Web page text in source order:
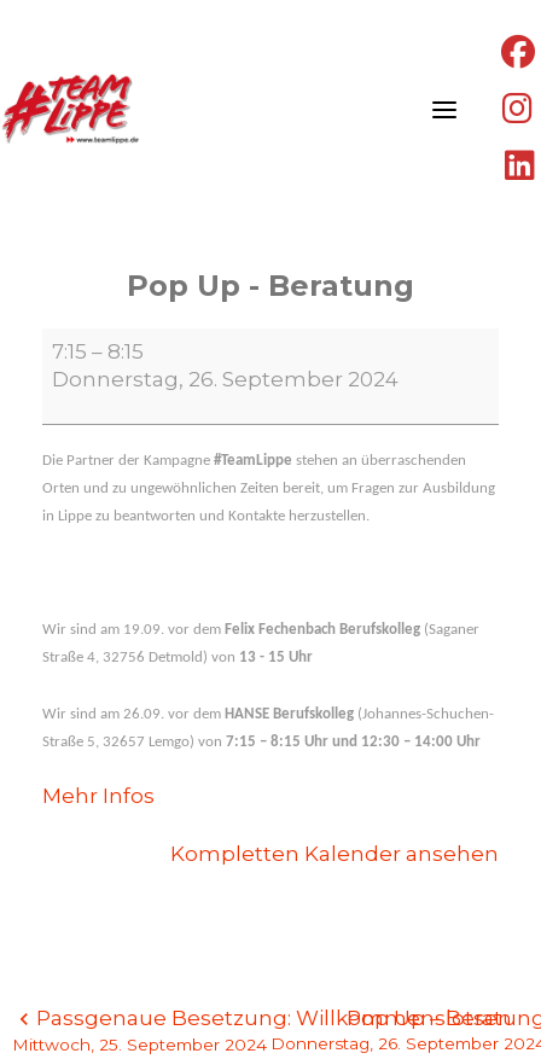
Pop Up - Beratung
Pop
Up
Beratung
7:15 – 8:15
Donnerstag, 26. September 2024
Die Partner der Kampagne #TeamLippe stehen an überraschenden
Orten und zu ungewöhnlichen Zeiten bereit, um Fragen zur Ausbildung
in Lippe zu beantworten und Kontakte herzustellen.
Wir sind am 19.09. vor dem Felix Fechenbach Berufskolleg (Saganer
Straße 4, 32756 Detmold) von 13 - 15 Uhr
Wir sind am 26.09. vor dem HANSE Berufskolleg (Johannes-Schuchen-
Straße 5, 32657 Lemgo) von 7:15 – 8:15 Uhr und 12:30 – 14:00 Uhr
Mehr Infos
Kompletten Kalender ansehen
Beitragsnavigation
Passgenaue Besetzung: Willkommenslotsen
Mittwoch, 25. September 2024
Pop Up –
Donnerstag, 26. September